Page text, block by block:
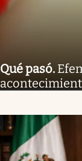
Qué pasó.